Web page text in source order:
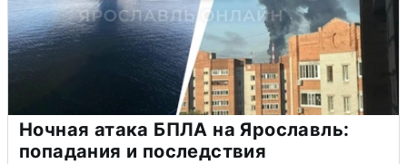
Ночная атака БПЛА на Ярославль:
попадания и последствия